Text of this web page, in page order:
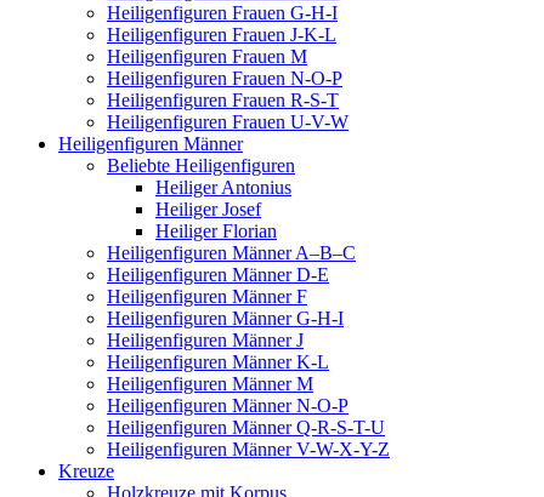
Heiligenfiguren Frauen G-H-I
Heiligenfiguren Frauen J-K-L
Heiligenfiguren Frauen M
Heiligenfiguren Frauen N-O-P
Heiligenfiguren Frauen R-S-T
Heiligenfiguren Frauen U-V-W
Heiligenfiguren Männer
Beliebte Heiligenfiguren
Heiliger Antonius
Heiliger Josef
Heiliger Florian
Heiligenfiguren Männer A–B–C
Heiligenfiguren Männer D-E
Heiligenfiguren Männer F
Heiligenfiguren Männer G-H-I
Heiligenfiguren Männer J
Heiligenfiguren Männer K-L
Heiligenfiguren Männer M
Heiligenfiguren Männer N-O-P
Heiligenfiguren Männer Q-R-S-T-U
Heiligenfiguren Männer V-W-X-Y-Z
Kreuze
Holzkreuze mit Korpus